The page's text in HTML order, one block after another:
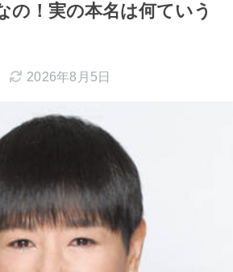
の！実の本名は何ていう
2026年8月5日